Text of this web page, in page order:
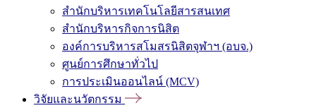
สำนักบริหารเทคโนโลยีสารสนเทศ
สำนักบริหารกิจการนิสิต
องค์การบริหารสโมสรนิสิตจุฬาฯ (อบจ.)
ศูนย์การศึกษาทั่วไป
การประเมินออนไลน์ (MCV)
วิจัยและนวัตกรรม